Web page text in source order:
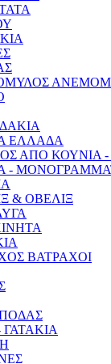
ΕΛΛΑΔΑ
ΑΠΟ ΚΟΥΝΙΑ -
-
& ΟΒΕΛΙΞ
ΒΑΤΡΑΧΟΙ
ΓΑΤΑΚΙΑ